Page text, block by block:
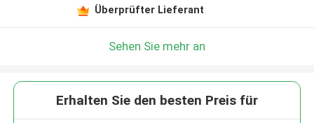
Überprüfter Lieferant
Sehen Sie mehr an
Erhalten Sie den besten Preis für